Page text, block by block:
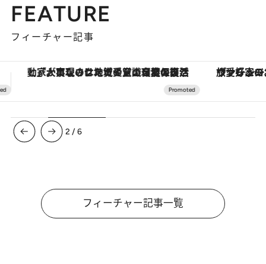
FEATURE
フィーチャー記事
ヴァシュロン・コンスタンタン「オーヴァーシーズ・オートマティック」。旅愛好家のお気に入りコレクションから、ジェンダーレスな新作が登場 【夏限定ディナーコース】旬を
3 /6
フィーチャー記事一覧